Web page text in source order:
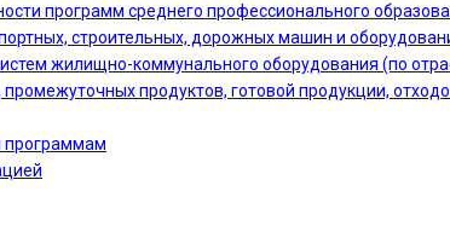
программ среднего профессионального
строительных, дорожных машин и
жилищно-коммунального оборудования (по
продуктов, готовой продукции,
программам